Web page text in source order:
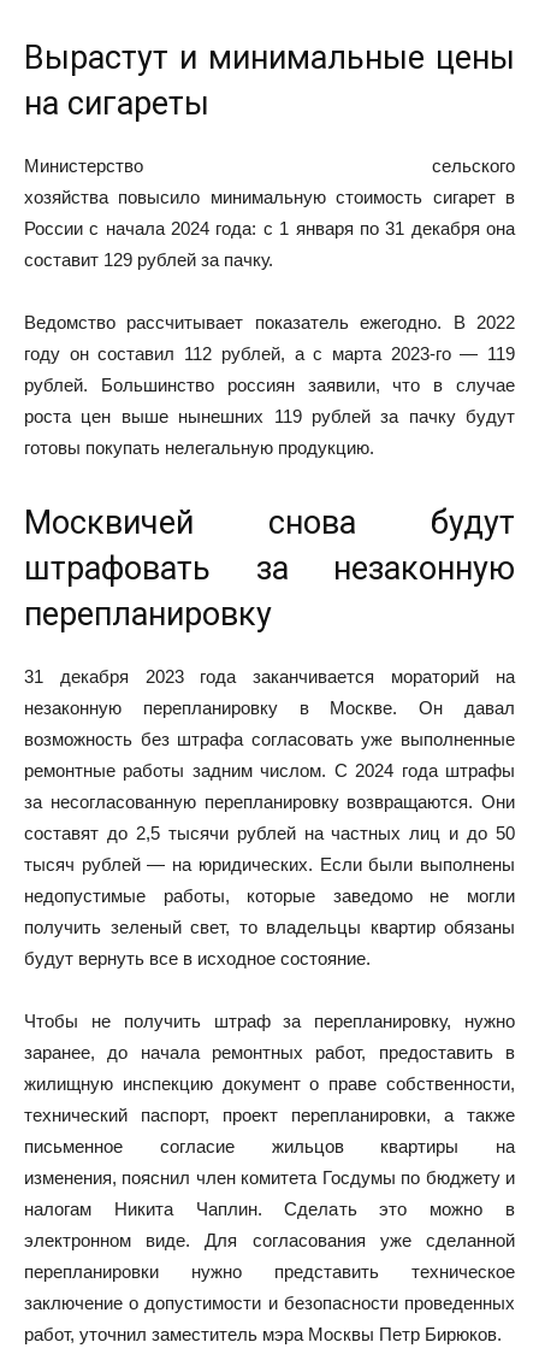
Вырастут и минимальные цены
на сигареты
Министерство сельского
хозяйства повысило минимальную стоимость сигарет в
России с начала 2024 года: с 1 января по 31 декабря она
составит 129 рублей за пачку.
Ведомство рассчитывает показатель ежегодно. В 2022
году он составил 112 рублей, а с марта 2023-го — 119
рублей. Большинство россиян заявили, что в случае
роста цен выше нынешних 119 рублей за пачку будут
готовы покупать нелегальную продукцию.
Москвичей снова будут
штрафовать за незаконную
перепланировку
31 декабря 2023 года заканчивается мораторий на
незаконную перепланировку в Москве. Он давал
возможность без штрафа согласовать уже выполненные
ремонтные работы задним числом. С 2024 года штрафы
за несогласованную перепланировку возвращаются. Они
составят до 2,5 тысячи рублей на частных лиц и до 50
тысяч рублей — на юридических. Если были выполнены
недопустимые работы, которые заведомо не могли
получить зеленый свет, то владельцы квартир обязаны
будут вернуть все в исходное состояние.
Чтобы не получить штраф за перепланировку, нужно
заранее, до начала ремонтных работ, предоставить в
жилищную инспекцию документ о праве собственности,
технический паспорт, проект перепланировки, а также
письменное согласие жильцов квартиры на
изменения, пояснил член комитета Госдумы по бюджету и
налогам Никита Чаплин. Сделать это можно в
электронном виде. Для согласования уже сделанной
перепланировки нужно представить техническое
заключение о допустимости и безопасности проведенных
работ, уточнил заместитель мэра Москвы Петр Бирюков.